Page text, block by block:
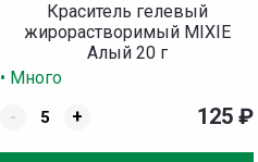
Краситель гелевый
жирорастворимый MIXIE
Алый 20 г
• Много
-
+ 125₽